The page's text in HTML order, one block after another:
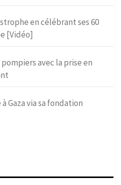
en célébrant ses 60
[Vidéo]
avec la prise en
Gaza via sa fondation